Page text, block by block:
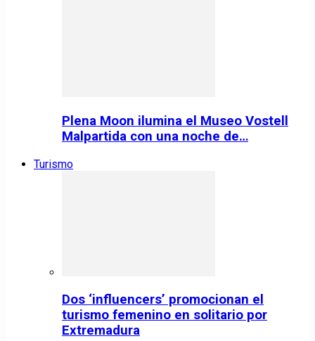
Plena Moon ilumina el Museo Vostell
Malpartida con una noche de…
Turismo
Dos ‘influencers’ promocionan el
turismo femenino en solitario por
Extremadura